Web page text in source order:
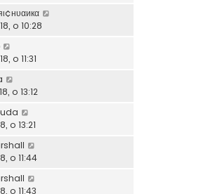
o 10:28
o 11:31
o 13:12
o 13:21
o 11:44
o 11:43